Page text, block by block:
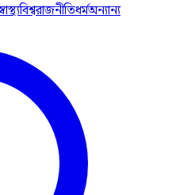
বিশ্বরাজনীতিধর্মঅন্যান্য